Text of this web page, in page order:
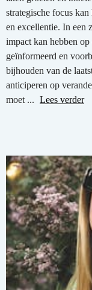
strategische focus
en excellentie. In een
impact kan hebben
geïnformeerd en
bijhouden van de
anticiperen op
moet ... Lees verder